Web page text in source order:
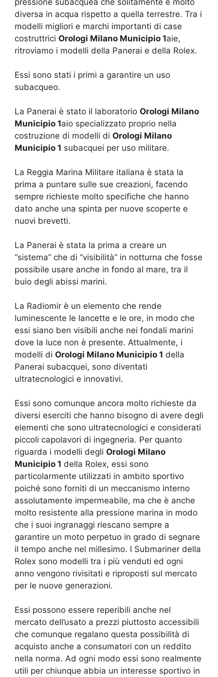
diversa in acqua rispetto a quella terrestre. Tra i
modelli migliori e marchi importanti di case
costruttrici Orologi Milano Municipio 1aie,
ritroviamo i modelli della Panerai e della Rolex.
Essi sono stati i primi a garantire un uso
subacqueo.
La Panerai è stato il laboratorio Orologi Milano
Municipio 1aio specializzato proprio nella
costruzione di modelli di Orologi Milano
Municipio 1 subacquei per uso militare.
La Reggia Marina Militare italiana è stata la
prima a puntare sulle sue creazioni, facendo
sempre richieste molto specifiche che hanno
dato anche una spinta per nuove scoperte e
nuovi brevetti.
La Panerai è stata la prima a creare un
“sistema” che di “visibilità” in notturna che fosse
possibile usare anche in fondo al mare, tra il
buio degli abissi marini.
La Radiomir è un elemento che rende
luminescente le lancette e le ore, in modo che
essi siano ben visibili anche nei fondali marini
dove la luce non è presente. Attualmente, i
modelli di Orologi Milano Municipio 1 della
Panerai subacquei, sono diventati
ultratecnologici e innovativi.
Essi sono comunque ancora molto richieste da
diversi eserciti che hanno bisogno di avere degli
elementi che sono ultratecnologici e considerati
piccoli capolavori di ingegneria. Per quanto
riguarda i modelli degli Orologi Milano
Municipio 1 della Rolex, essi sono
particolarmente utilizzati in ambito sportivo
poiché sono forniti di un meccanismo interno
assolutamente impermeabile, ma che è anche
molto resistente alla pressione marina in modo
che i suoi ingranaggi riescano sempre a
garantire un moto perpetuo in grado di segnare
il tempo anche nel millesimo. I Submariner della
Rolex sono modelli tra i più venduti ed ogni
anno vengono rivisitati e riproposti sul mercato
per le nuove generazioni.
Essi possono essere reperibili anche nel
mercato dell’usato a prezzi piuttosto accessibili
che comunque regalano questa possibilità di
acquisto anche a consumatori con un reddito
nella norma. Ad ogni modo essi sono realmente
utili per chiunque abbia un interesse sportivo in